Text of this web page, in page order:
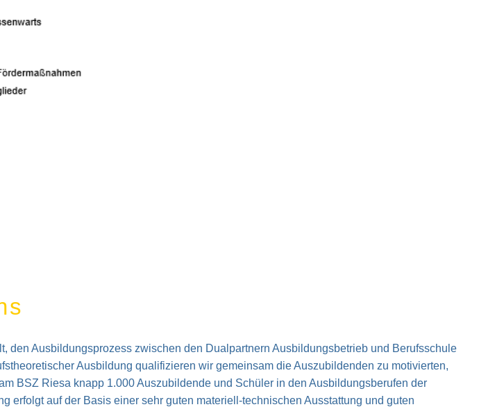
den Ausbildungsprozess zwischen den Dualpartnern Ausbildungsbetrieb und Berufsschule
Ausbildung qualifizieren wir gemeinsam die Auszubildenden zu motivierten,
BSZ Riesa knapp 1.000 Auszubildende und Schüler in den Ausbildungsberufen der
erfolgt auf der Basis einer sehr guten materiell-technischen Ausstattung und guten